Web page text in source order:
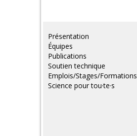
Présentation
Équipes
Publications
Soutien technique
Emplois/Stages/Formations
Science pour tou·te·s